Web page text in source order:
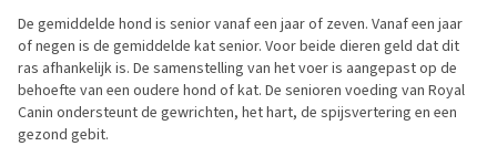
De gemiddelde hond is senior vanaf een jaar of zeven. Vanaf een jaar
of negen is de gemiddelde kat senior. Voor beide dieren geld dat dit
ras afhankelijk is. De samenstelling van het voer is aangepast op de
behoefte van een oudere hond of kat. De senioren voeding van Royal
Canin ondersteunt de gewrichten, het hart, de spijsvertering en een
gezond gebit.